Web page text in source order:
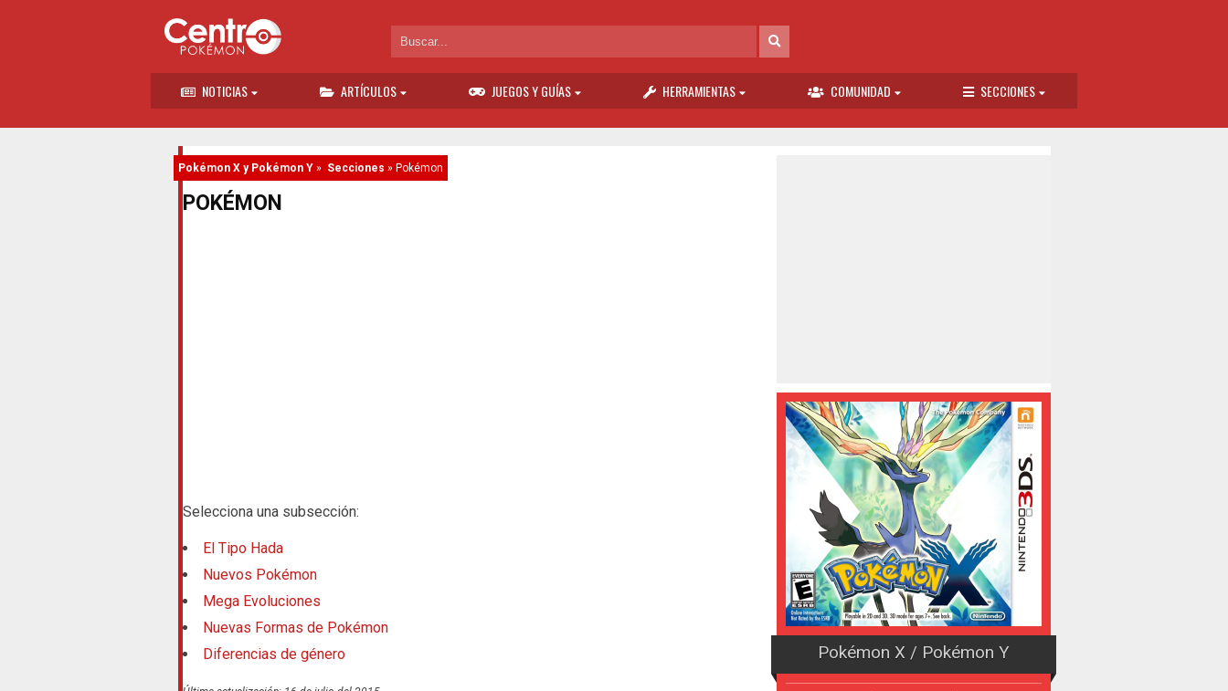
NOTICIAS ARTÍCULOS JUEGOS Y GUÍAS HERRAMIENTAS COMUNIDAD SECCIONES
Pokémon X y Pokémon Y» Secciones » Pokémon
POKÉMON
Selecciona una subsección:
El Tipo Hada
Nuevos Pokémon
Mega Evoluciones
Nuevas Formas de Pokémon
Diferencias de género
Pokémon X / Pokémon Y